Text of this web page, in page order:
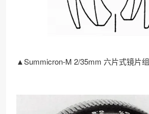
▲Summicron-M 2/35mm 六片式镜片组